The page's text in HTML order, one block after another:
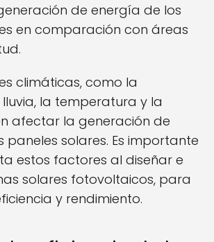
de energía de los
en comparación con áreas
climáticas, como la
la temperatura y la
afectar la generación de
paneles solares. Es importante
estos factores al diseñar e
solares fotovoltaicos, para
y rendimiento.